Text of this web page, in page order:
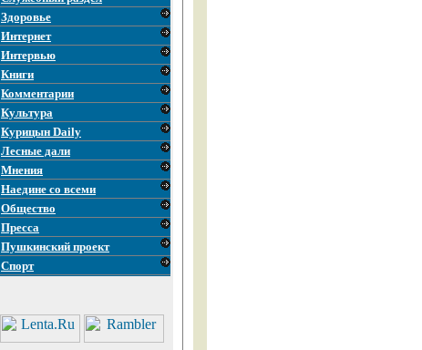
Здоровье
Интернет
Интервью
Книги
Комментарии
Культура
Курицын Daily
Лесные дали
Мнения
Наедине со всеми
Общество
Пресса
Пушкинский проект
Спорт